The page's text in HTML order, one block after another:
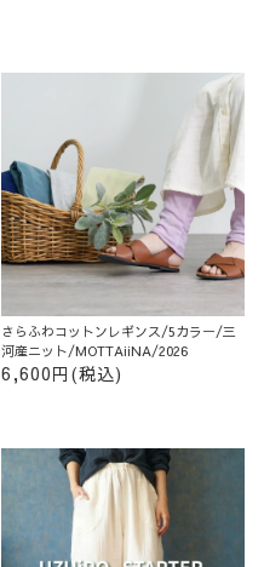
さらふわコットンレギンス/5カラー/三
河産ニット/MOTTAiiNA/2026
6,600円(税込)